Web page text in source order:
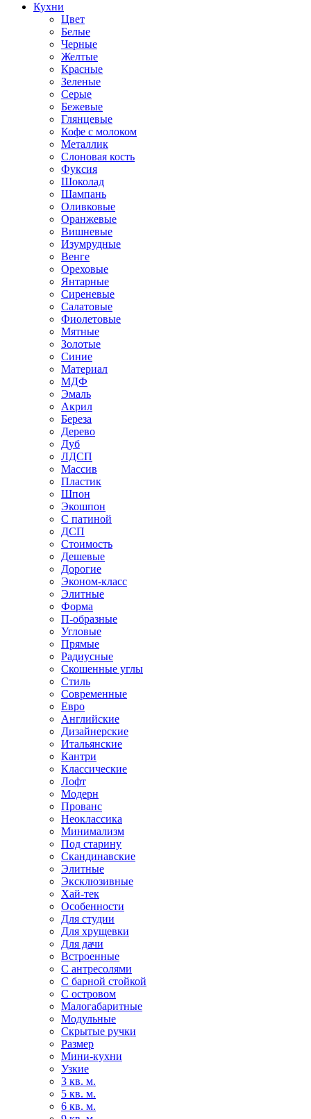
Кухни
Цвет
Белые
Черные
Желтые
Красные
Зеленые
Серые
Бежевые
Глянцевые
Кофе с молоком
Металлик
Слоновая кость
Фуксия
Шоколад
Шампань
Оливковые
Оранжевые
Вишневые
Изумрудные
Венге
Ореховые
Янтарные
Сиреневые
Салатовые
Фиолетовые
Мятные
Золотые
Синие
Материал
МДФ
Эмаль
Акрил
Береза
Дерево
Дуб
ЛДСП
Массив
Пластик
Шпон
Экошпон
С патиной
ДСП
Стоимость
Дешевые
Дорогие
Эконом-класс
Элитные
Форма
П-образные
Угловые
Прямые
Радиусные
Скошенные углы
Стиль
Современные
Евро
Английские
Дизайнерские
Итальянские
Кантри
Классические
Лофт
Модерн
Прованс
Неоклассика
Минимализм
Под старину
Скандинавские
Элитные
Эксклюзивные
Хай-тек
Особенности
Для студии
Для хрущевки
Для дачи
Встроенные
С антресолями
С барной стойкой
С островом
Малогабаритные
Модульные
Скрытые ручки
Размер
Мини-кухни
Узкие
3 кв. м.
5 кв. м.
6 кв. м.